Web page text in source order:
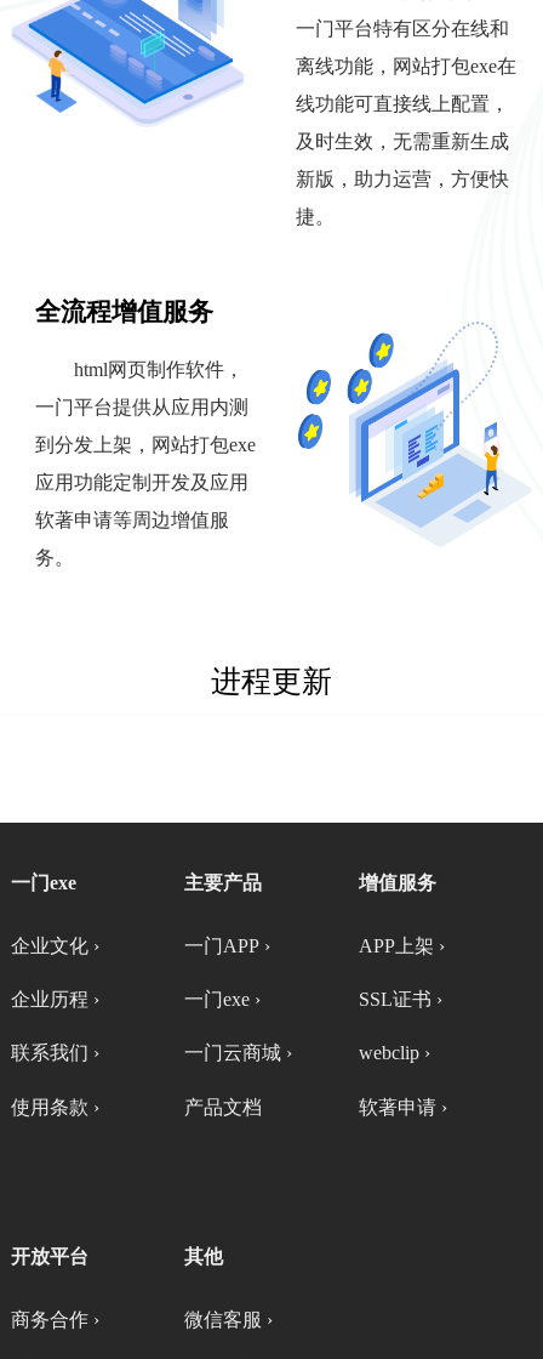
一门平台特有区分在线和
离线功能，网站打包exe在
线功能可直接线上配置，
及时生效，无需重新生成
新版，助力运营，方便快
捷。
全流程增值服务
html网页制作软件，
一门平台提供从应用内测
到分发上架，网站打包exe
应用功能定制开发及应用
软著申请等周边增值服
务。
进程更新
一门exe
企业文化 ›
企业历程 ›
联系我们 ›
使用条款 ›
主要产品
一门APP ›
一门exe ›
一门云商城 ›
产品文档
增值服务
APP上架 ›
SSL证书 ›
webclip ›
软著申请 ›
开放平台
商务合作 ›
其他
微信客服 ›